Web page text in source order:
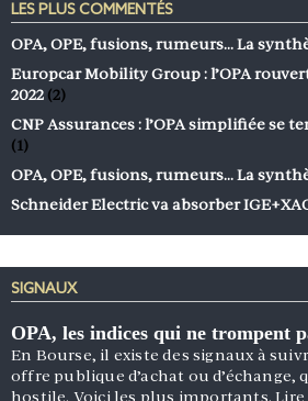
LES PLUS COMMENTÉS
OPA, OPE, fusions, rumeurs… La
Europcar Mobility Group : l’OPA
2022 (2)
CNP Assurances : l’OPA simplifiée se
(1)
OPA, OPE, fusions, rumeurs… La
Schneider Electric va absorber
SIGNAUX
OPA, les indices qui ne trompent
En Bourse, il existe des signaux à
offre publique d’achat ou d’échange,
hostile. Voici les plus importants.Lire